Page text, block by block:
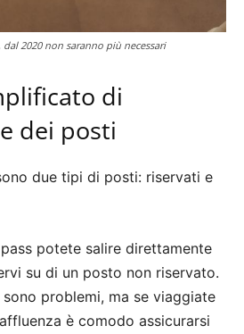
dal 2020 non saranno più necessari
di
dei posti
due tipi di posti: riservati e
potete salire direttamente
su di un posto non riservato.
problemi, ma se viaggiate
è comodo assicurarsi